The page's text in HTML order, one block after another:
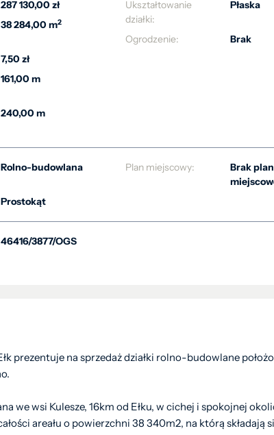
287 130,00 zł
38 284,00 m2
7,50 zł
161,00 m
240,00 m
Ukształtowanie
działki:
Płaska
Ogrodzenie: Brak
Rolno-budowlana
Prostokąt
Plan miejscowy:
Brak
46416/3877/OGS
prezentuje na sprzedaż działki rolno-budowlane
we wsi Kulesze, 16km od Ełku, w cichej i spokojnej
areału o powierzchni 38 340m2, na którą składają